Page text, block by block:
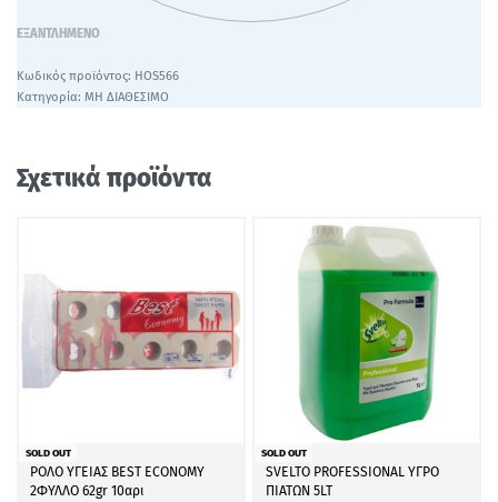
ΕΞΑΝΤΛΗΜΈΝΟ
HOS566
Κατηγορία: ΜΗ ΔΙΑΘΕΣΙΜΟ
Σχετικά προϊόντα
SOLD OUT
ΡΟΛΟ ΥΓΕΙΑΣ BEST ECONOMY
2ΦΥΛΛΟ 62gr 10αρι
SOLD OUT
SVELTO PROFESSIONAL ΥΓΡΟ
ΠΙΑΤΩΝ 5LT